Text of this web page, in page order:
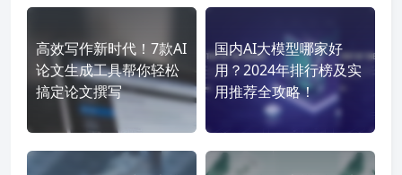
高效写作新时代！7款AI
论文生成工具帮你轻松
搞定论文撰写
国内AI大模型哪家好
用？2024年排行榜及实
用推荐全攻略！